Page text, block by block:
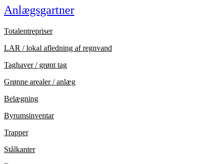
Anlægsgartner
Totalentrepriser
LAR / lokal afledning af regnvand
Taghaver / grønt tag
Grønne arealer / anlæg
Belægning
Byrumsinventar
Trapper
Stålkanter